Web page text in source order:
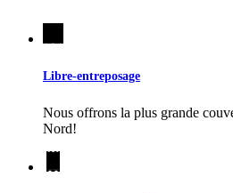
Libre-entreposage
Nous offrons la plus grande
Nord!